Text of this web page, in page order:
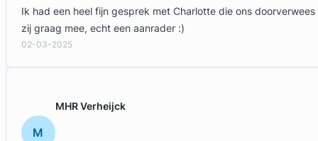
Ik had een heel fijn gesprek met Charlotte die ons
zij graag mee, echt een aanrader :)
02-03-2025
M
MHR Verheijck